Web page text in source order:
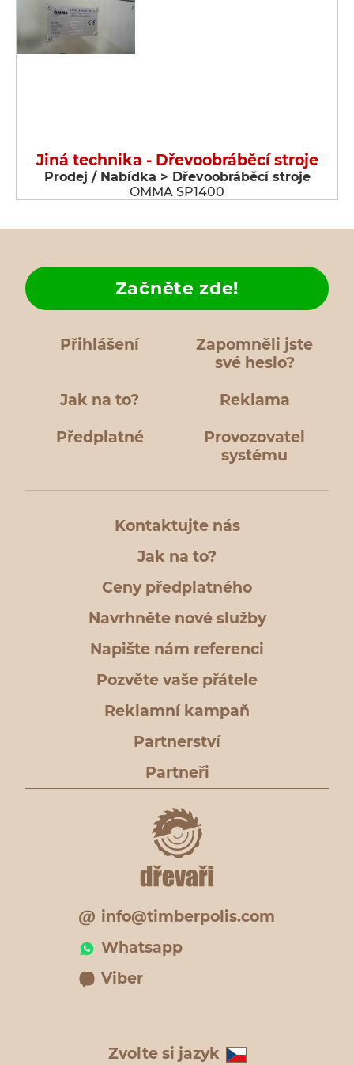
Jiná technika - Dřevoobráběcí stroje
Prodej / Nabídka > Dřevoobráběcí stroje
OMMA SP1400
Přihlášení
Zapomněli jste
své heslo?
Jak na to?
Začněte zde!
Reklama
Předplatné
Provozovatel
systému
Kontaktujte nás
Jak na to?
Ceny předplatného
Navrhněte nové služby
Napište nám referenci
Pozvěte vaše přátele
Reklamní kampaň
Partnerství
Partneři
info@timberpolis.com
Whatsapp
Viber
Zvolte si jazyk